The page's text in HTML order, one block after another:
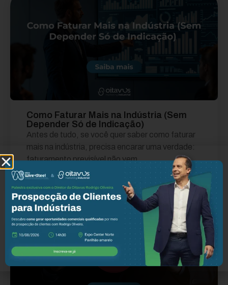
Como Faturar Mais na Indústria (Sem
Depender Só de Indicação)
Antes de tudo, se você quer saber como faturar
mais na indústria, precisa encarar uma verdade:
faturamento previsível não vem...
Leia mais